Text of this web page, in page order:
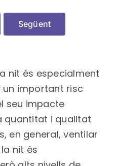
Següent
nit és especialment
important risc
seu impacte
quantitat i qualitat
en general, ventilar
nit és